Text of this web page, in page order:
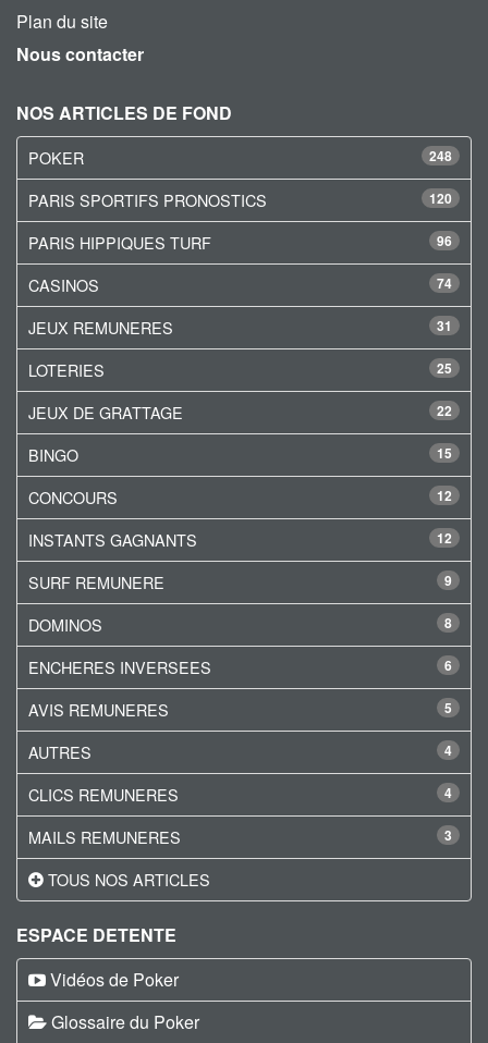
Plan du site
Nous contacter
NOS ARTICLES DE FOND
248
POKER
120
PARIS SPORTIFS PRONOSTICS
96
PARIS HIPPIQUES TURF
74
CASINOS
31
JEUX REMUNERES
25
LOTERIES
22
JEUX DE GRATTAGE
15
BINGO
12
CONCOURS
12
INSTANTS GAGNANTS
9
SURF REMUNERE
8
DOMINOS
6
ENCHERES INVERSEES
5
AVIS REMUNERES
4
AUTRES
4
CLICS REMUNERES
3
MAILS REMUNERES
TOUS NOS ARTICLES
ESPACE DETENTE
Vidéos de Poker
Glossaire du Poker